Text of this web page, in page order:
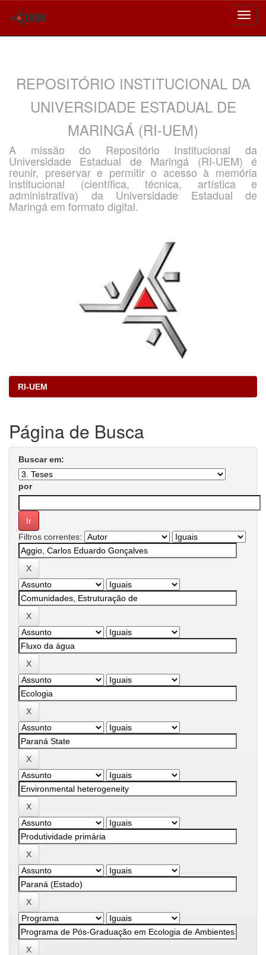
REPOSITÓRIO INSTITUCIONAL DA
UNIVERSIDADE ESTADUAL DE
MARINGÁ (RI-UEM)
A missão do Repositório Institucional da
Universidade Estadual de Maringá (RI-UEM) é
reunir, preservar e permitir o acesso à memória
institucional (científica, técnica, artística e
administrativa) da Universidade Estadual de
Maringá em formato digital.
RI-UEM
Página de Busca
Buscar em:
por
Filtros correntes: